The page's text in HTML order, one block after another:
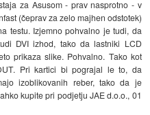
za Asusom - prav nasprotno - v
(čeprav za zelo majhen odstotek)
testu. Izjemno pohvalno je tudi, da
DVI izhod, tako da lastniki LCD
prikaza slike. Pohvalno. Tako kot
Pri kartici bi pograjal le to, da
izoblikovanih reber, tako da je
kupite pri podjetju JAE d.o.o., 01